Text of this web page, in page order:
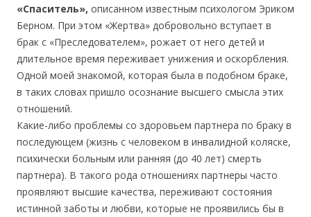
«Спаситель», описанном известным психологом Эриком
Берном. При этом «Жертва» добровольно вступает в
брак с «Преследователем», рожает от него детей и
длительное время переживает унижения и оскорб­ления.
Одной моей знакомой, которая была в подобном браке,
в таких словах пришло осознание высшего смысла этих
отношений.
Какие-либо проблемы со здоровьем партнера по браку в
последующем (жизнь с человеком в инвалидной коляске,
психически больным или ранняя (до 40 лет) смерть
партнера). В такого рода отношениях партнеры часто
проявляют высшие качества, переживают состояния
истинной заботы и любви, которые не проявились бы в